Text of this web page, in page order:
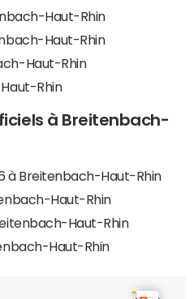
Haut-Rhin
Haut-Rhin
Haut-Rhin
Rhin
à Breitenbach-
à Breitenbach-Haut-Rhin
Haut-Rhin
Haut-Rhin
Haut-Rhin